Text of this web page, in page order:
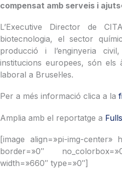
compensat amb serveis i ajuts
L’Executive Director de
biotecnologia, el sector
producció i l’enginyeria
institucions europees, són els
laboral a Brusel·les.
Per a més informació clica a la
Amplia amb el reportatge a
[image align=»pi-img-center»
border=»0″
width=»660″ type=»0″]